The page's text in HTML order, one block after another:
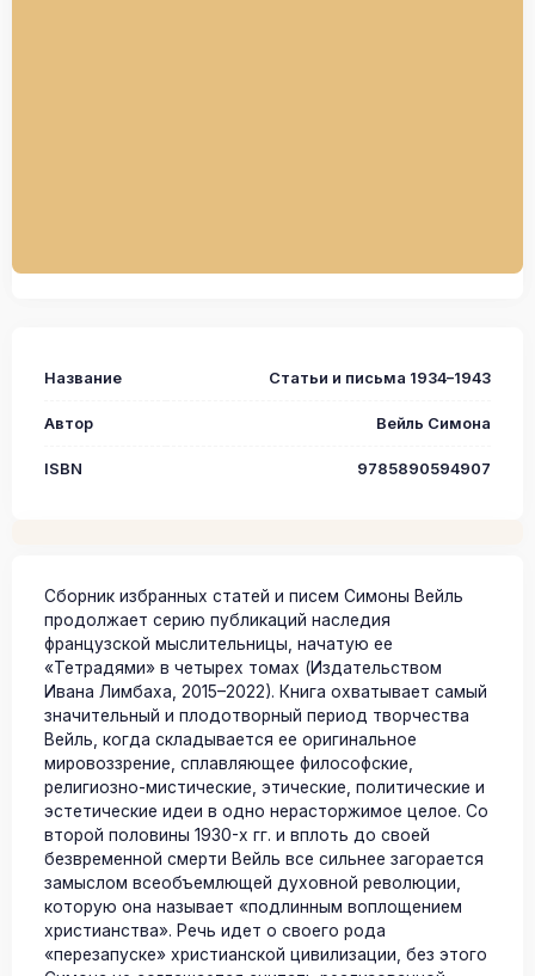
Название Статьи и письма 1934–1943
Автор Вейль Симона
ISBN 9785890594907
Сборник избранных статей и писем Симоны Вейль
продолжает серию публикаций наследия
французской мыслительницы, начатую ее
«Тетрадями» в четырех томах (Издательством
Ивана Лимбаха, 2015–2022). Книга охватывает самый
значительный и плодотворный период творчества
Вейль, когда складывается ее оригинальное
мировоззрение, сплавляющее философские,
религиозно-мистические, этические, политические и
эстетические идеи в одно нерасторжимое целое. Со
второй половины 1930-х гг. и вплоть до своей
безвременной смерти Вейль все сильнее загорается
замыслом всеобъемлющей духовной революции,
которую она называет «подлинным воплощением
христианства». Речь идет о своего рода
«перезапуске» христианской цивилизации, без этого